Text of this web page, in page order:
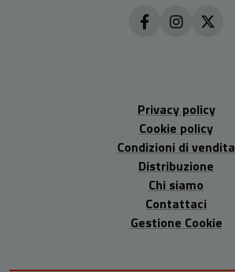
Privacy policy
Cookie policy
Condizioni di vendita
Distribuzione
Chi siamo
Contattaci
Gestione Cookie